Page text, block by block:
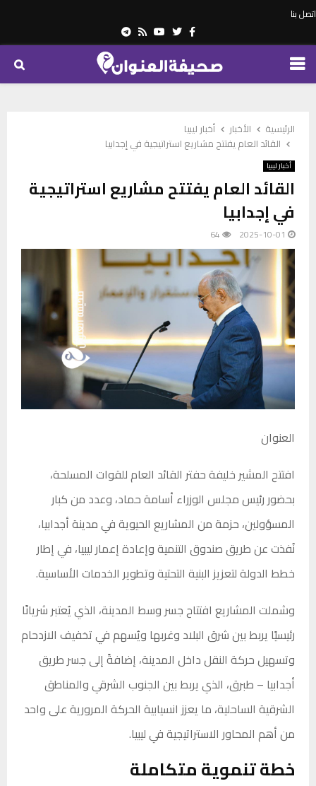
اتصل بنا
Facebook
Twitter
Youtube
Rss
Telegram
PRIMARY
الرئيسية الأخبار
أخبار ليبيا
القائد العام يفتتح مشاريع استراتيجية في إجدابيا
أخبار ليبيا
القائد العام يفتتح مشاريع استراتيجية
في إجدابيا
2025-10-01
64
العنوان
افتتح المشير خليفة حفتر القائد العام للقوات المسلحة،
بحضور رئيس مجلس الوزراء أسامة حماد، وعدد من كبار
المسؤولين، حزمة من المشاريع الحيوية في مدينة أجدابيا،
نُفذت عن طريق صندوق التنمية وإعادة إعمار ليبيا، في إطار
خطط الدولة لتعزيز البنية التحتية وتطوير الخدمات الأساسية.
وشملت المشاريع افتتاح جسر وسط المدينة، الذي يُعتبر شريانًا
رئيسيًا يربط بين شرق البلاد وغربها ويُسهم في تخفيف الازدحام
وتسهيل حركة النقل داخل المدينة، إضافةً إلى جسر طريق
أجدابيا – طبرق، الذي يربط بين الجنوب الشرقي والمناطق
الشرقية الساحلية، ما يعزز انسيابية الحركة المرورية على واحد
من أهم المحاور الاستراتيجية في ليبيا.
خطة تنموية متكاملة